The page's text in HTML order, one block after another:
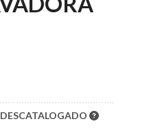
DESCATALOGADO